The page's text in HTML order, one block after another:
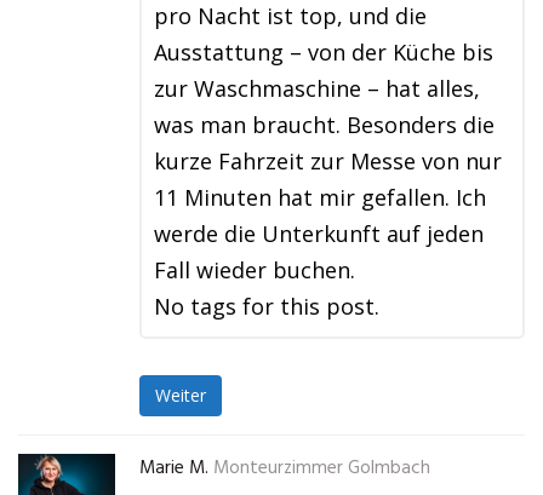
pro Nacht ist top, und die
Ausstattung – von der Küche bis
zur Waschmaschine – hat alles,
was man braucht. Besonders die
kurze Fahrzeit zur Messe von nur
11 Minuten hat mir gefallen. Ich
werde die Unterkunft auf jeden
Fall wieder buchen.
No tags for this post.
Weiter
Marie M. Monteurzimmer Golmbach